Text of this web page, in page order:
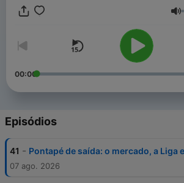
00:00
Episódios
41 - Pontapé de saída: o mercado, a Liga
07 ago. 2026